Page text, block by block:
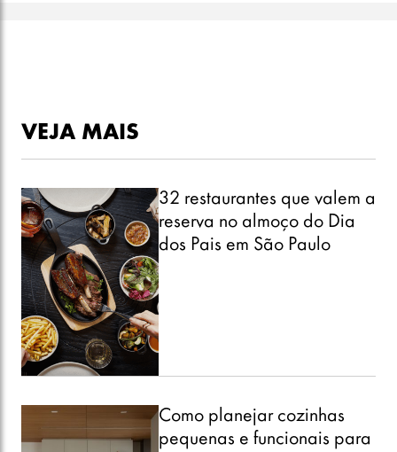
VEJA MAIS
32 restaurantes que valem a
reserva no almoço do Dia
dos Pais em São Paulo
Como planejar cozinhas
pequenas e funcionais para